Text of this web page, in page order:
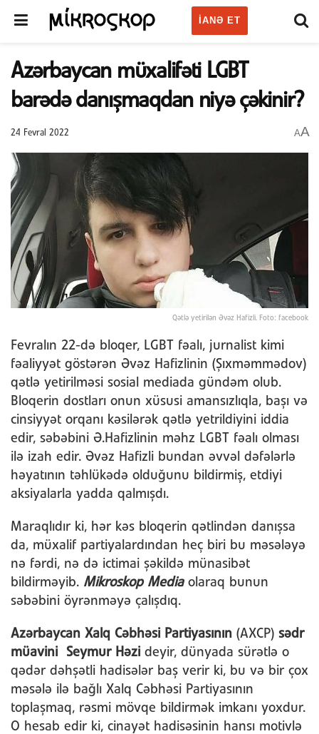
IANƏ ET
Azərbaycan müxalifəti LGBT
barədə danışmaqdan niyə çəkinir?
24 Fevral 2022 AA
Qətlə yetirilən Əvəz Hafizli. Foto: facebook
Fevralın 22-də bloqer, LGBT fəalı, jurnalist kimi
fəaliyyət göstərən Əvəz Hafizlinin (Şıxməmmədov)
qətlə yetirilməsi sosial mediada gündəm olub.
Bloqerin dostları onun xüsusi amansızlıqla, başı və
cinsiyyət orqanı kəsilərək qətlə yetrildiyini iddia
edir, səbəbini Ə.Hafizlinin məhz LGBT fəalı olması
ilə izah edir. Əvəz Hafizli bundan əvvəl dəfələrlə
həyatının təhlükədə olduğunu bildirmiş, etdiyi
aksiyalarla yadda qalmışdı.
Maraqlıdır ki, hər kəs bloqerin qətlindən danışsa
da, müxalif partiyalardından heç biri bu məsələyə
nə fərdi, nə də ictimai şəkildə münasibət
bildirməyib. Mikroskop Mediaolaraq bunun
səbəbini öyrənməyə çalışdıq.
Azərbaycan Xalq Cəbhəsi Partiyasının (AXCP) sədr
müavini Seymur Həzi deyir, dünyada sürətlə o
qədər dəhşətli hadisələr baş verir ki, bu və bir çox
məsələ ilə bağlı Xalq Cəbhəsi Partiyasının
toplaşmaq, rəsmi mövqe bildirmək imkanı yoxdur.
O hesab edir ki, cinayət hadisəsinin hansı motivlə